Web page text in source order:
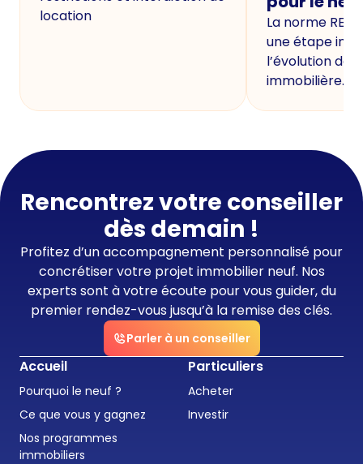
location
La norme
une étape
l’évolution de
immobilière.
Rencontrez votre conseiller
dès demain !
Profitez d’un accompagnement personnalisé pour
concrétiser votre projet immobilier neuf. Nos
experts sont à votre écoute pour vous guider, du
premier rendez-vous jusqu’à la remise des clés.
Parler à un conseiller
Accueil
Pourquoi le neuf ?
Ce que vous y gagnez
Nos programmes
immobiliers
Particuliers
Acheter
Investir